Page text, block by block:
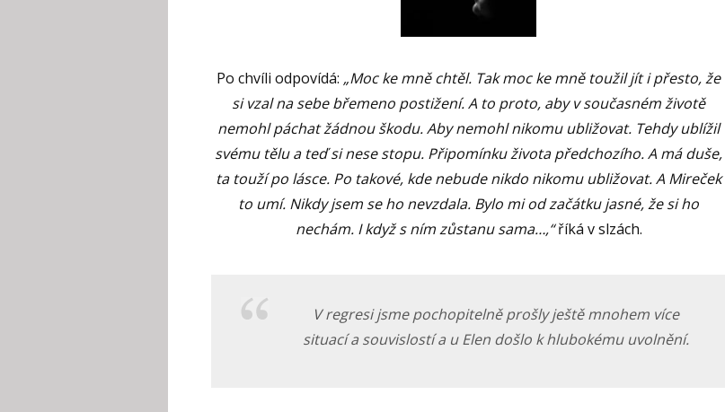
Po chvíli odpovídá:„Moc ke mně chtěl. Tak moc ke mně toužil jít i přesto, že
si vzal na sebe břemeno postižení. A to proto, aby v současném životě
nemohl páchat žádnou škodu. Aby nemohl nikomu ubližovat. Tehdy ublížil
svému tělu a teď si nese stopu. Připomínku života předchozího. A má duše,
ta touží po lásce. Po takové, kde nebude nikdo nikomu ubližovat. A Mireček
to umí. Nikdy jsem se ho nevzdala. Bylo mi od začátku jasné, že si ho
nechám. I když s ním zůstanu sama…,“říká v slzách.
V regresi jsme pochopitelně prošly ještě mnohem více
situací a souvislostí a u Elen došlo k hlubokému uvolnění.